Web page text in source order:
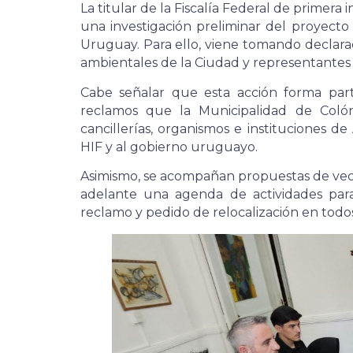
La titular de la Fiscalía Federal de
una investigación preliminar del
Uruguay. Para ello, viene tomando
ambientales de la Ciudad y
Cabe señalar que esta acción forma
reclamos que la Municipalidad de
cancillerías, organismos e instituciones
HIF y al gobierno uruguayo.
Asimismo, se acompañan propuestas de
adelante una agenda de actividades
reclamo y pedido de relocalización en